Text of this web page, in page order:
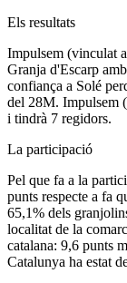
Els resultats
Impulsem (vinculat
Granja d'Escarp
confiança a Solé
del 28M. Impulsem
i tindrà 7 regidors.
La participació
Pel que fa a la
punts respecte a fa
65,1% dels
localitat de la
catalana: 9,6 punts
Catalunya ha estat